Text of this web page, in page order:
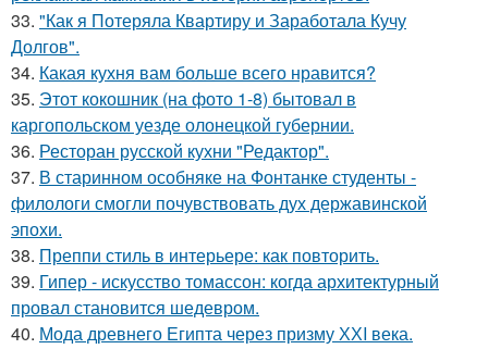
33. "Как я Потеряла Квартиру и Заработала Кучу
Долгов".
34. Какая кухня вам больше всего нравится?
35. Этот кокошник (на фото 1-8) бытовал в
каргопольском уезде олонецкой губернии.
36. Ресторан русской кухни "Редактор".
37. В старинном особняке на Фонтанке студенты -
филологи смогли почувствовать дух державинской
эпохи.
38. Преппи стиль в интерьере: как повторить.
39. Гипер - искусство томассон: когда архитектурный
провал становится шедевром.
40. Мода древнего Египта через призму ХХI века.